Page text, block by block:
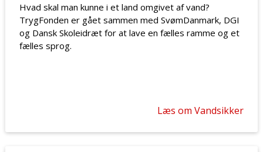
Hvad skal man kunne i et land omgivet af vand?
TrygFonden er gået sammen med SvømDanmark, DGI
og Dansk Skoleidræt for at lave en fælles ramme og et
fælles sprog.
Læs om Vandsikker